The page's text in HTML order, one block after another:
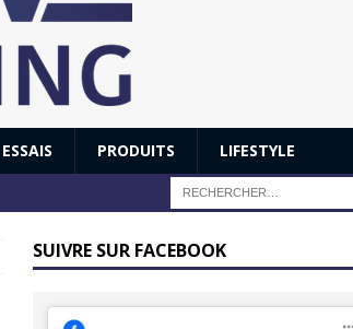
ESSAIS PRODUITS LIFESTYLE
SUIVRE SUR FACEBOOK